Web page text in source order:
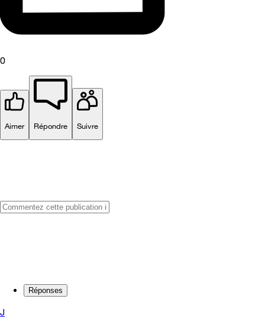
0
Aimer Répondre Suivre
Réponses
J